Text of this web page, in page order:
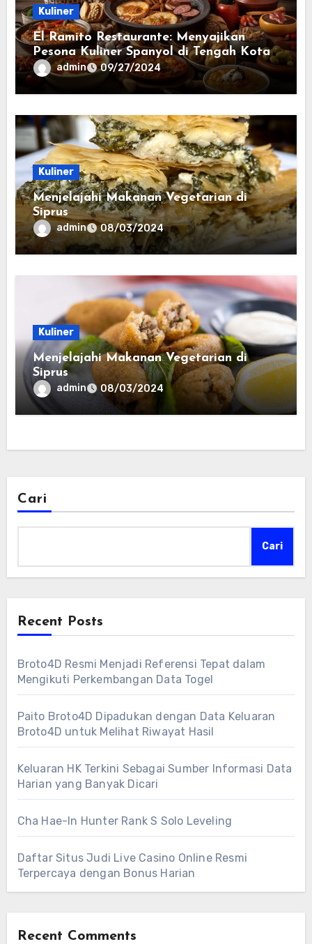
Kuliner
El Ramito Restaurante: Menyajikan
Pesona Kuliner Spanyol di Tengah Kota
admin 09/27/2024
Kuliner
Menjelajahi Makanan Vegetarian di
Siprus
admin 08/03/2024
Kuliner
Menjelajahi Makanan Vegetarian di
Siprus
admin 08/03/2024
Cari
Cari
Recent Posts
Broto4D Resmi Menjadi Referensi Tepat dalam
Mengikuti Perkembangan Data Togel
Paito Broto4D Dipadukan dengan Data Keluaran
Broto4D untuk Melihat Riwayat Hasil
Keluaran HK Terkini Sebagai Sumber Informasi Data
Harian yang Banyak Dicari
Cha Hae-In Hunter Rank S Solo Leveling
Daftar Situs Judi Live Casino Online Resmi
Terpercaya dengan Bonus Harian
Recent Comments